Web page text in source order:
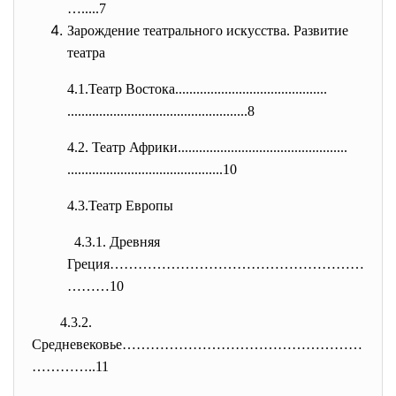
….....7
Зарождение театрального искусства. Развитие
театра
4.1.Театр Востока...........................................
...................................................8
4.2. Театр Африки................................................
............................................10
4.3.Театр Европы
4.3.1. Древняя
Греция………………………………………………
………10
4.3.2.
Средневековье……………………………………………
…………..11